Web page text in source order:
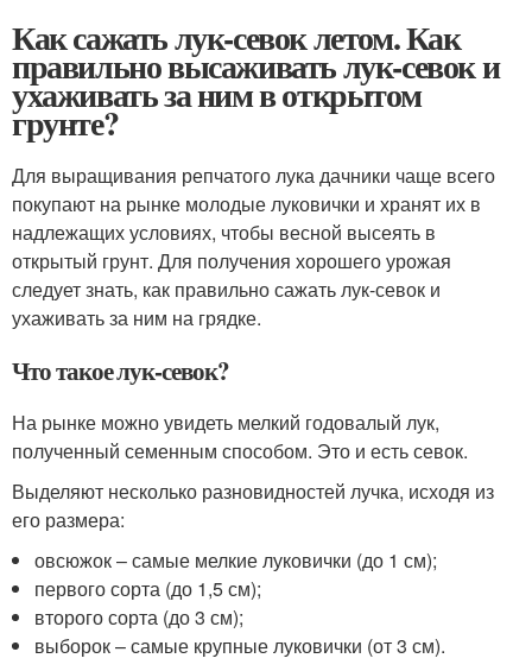
Как сажать лук-севок летом. Как
правильно высаживать лук-севок и
ухаживать за ним в открытом
грунте?
Для выращивания репчатого лука дачники чаще всего
покупают на рынке молодые луковички и хранят их в
надлежащих условиях, чтобы весной высеять в
открытый грунт. Для получения хорошего урожая
следует знать, как правильно сажать лук-севок и
ухаживать за ним на грядке.
Что такое лук-севок?
На рынке можно увидеть мелкий годовалый лук,
полученный семенным способом. Это и есть севок.
Выделяют несколько разновидностей лучка, исходя из
его размера:
овсюжок – самые мелкие луковички (до 1 см);
первого сорта (до 1,5 см);
второго сорта (до 3 см);
выборок – самые крупные луковички (от 3 см).